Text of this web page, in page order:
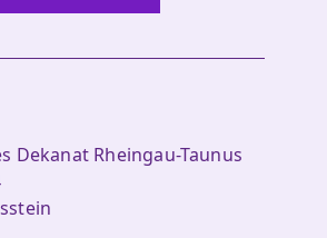
Dekanat Rheingau-Taunus